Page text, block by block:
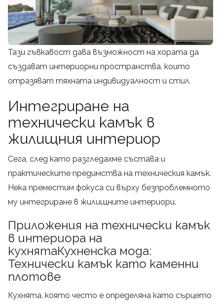
Тази гъвкавост дава възможност на хората да
създават интериорни пространства, които
отразяват тяхната индивидуалност и стил.
Интегриране на
технически камък в
жилищния интериор
Сега, след като разгледахме състава и
практическите предимства на техническия камък.
Нека преместим фокуса си върху безпроблемното
му интегриране в жилищните интериори.
Приложения на технически камък
в интериора на
кухнятаКухненска мода:
Технически камък като каменни
плотове
Кухнята, която често е определяна като сърцето